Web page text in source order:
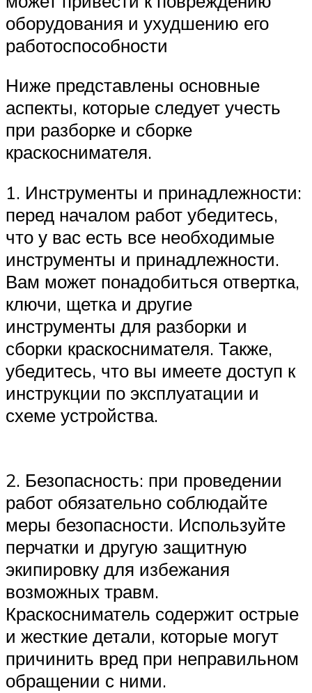
оборудования и ухудшению его
работоспособности
Ниже представлены основные
аспекты, которые следует учесть
при разборке и сборке
краскоснимателя.
1. Инструменты и принадлежности:
перед началом работ убедитесь,
что у вас есть все необходимые
инструменты и принадлежности.
Вам может понадобиться отвертка,
ключи, щетка и другие
инструменты для разборки и
сборки краскоснимателя. Также,
убедитесь, что вы имеете доступ к
инструкции по эксплуатации и
схеме устройства.
2. Безопасность: при проведении
работ обязательно соблюдайте
меры безопасности. Используйте
перчатки и другую защитную
экипировку для избежания
возможных травм.
Краскосниматель содержит острые
и жесткие детали, которые могут
причинить вред при неправильном
обращении с ними.